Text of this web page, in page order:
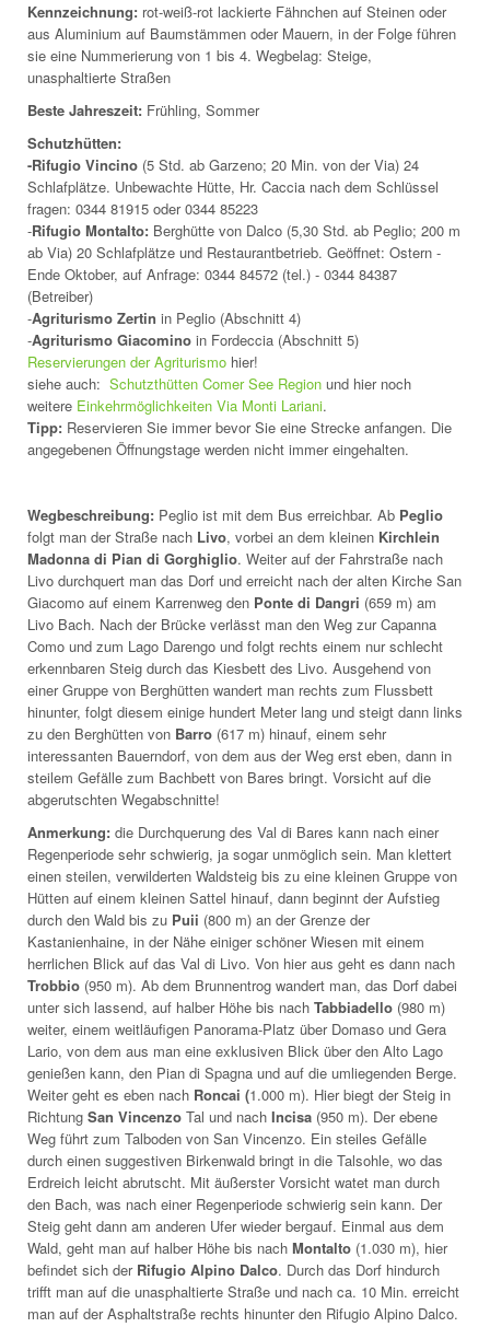
Kennzeichnung: rot-weiß-rot lackierte Fähnchen auf Steinen oder
aus Aluminium auf Baumstämmen oder Mauern, in der Folge führen
sie eine Nummerierung von 1 bis 4. Wegbelag: Steige,
unasphaltierte Straßen
Beste Jahreszeit: Frühling, Sommer
Schutzhütten:
-Rifugio Vincino (5 Std. ab Garzeno; 20 Min. von der Via) 24
Schlafplätze. Unbewachte Hütte, Hr. Caccia nach dem Schlüssel
fragen: 0344 81915 oder 0344 85223
-Rifugio Montalto: Berghütte von Dalco (5,30 Std. ab Peglio; 200 m
ab Via) 20 Schlafplätze und Restaurantbetrieb. Geöffnet: Ostern -
Ende Oktober, auf Anfrage: 0344 84572 (tel.) - 0344 84387
(Betreiber)
-Agriturismo Zertin in Peglio (Abschnitt 4)
-Agriturismo Giacomino in Fordeccia (Abschnitt 5)
Reservierungen der Agriturismo hier!
siehe auch: Schutzthütten Comer See Region und hier noch
weitere Einkehrmöglichkeiten Via Monti Lariani.
Tipp: Reservieren Sie immer bevor Sie eine Strecke anfangen. Die
angegebenen Öffnungstage werden nicht immer eingehalten.
Wegbeschreibung: Peglio ist mit dem Bus erreichbar. Ab Peglio
folgt man der Straße nach Livo, vorbei an dem kleinen Kirchlein
Madonna di Pian di Gorghiglio. Weiter auf der Fahrstraße nach
Livo durchquert man das Dorf und erreicht nach der alten Kirche San
Giacomo auf einem Karrenweg den Ponte di Dangri (659 m) am
Livo Bach. Nach der Brücke verlässt man den Weg zur Capanna
Como und zum Lago Darengo und folgt rechts einem nur schlecht
erkennbaren Steig durch das Kiesbett des Livo. Ausgehend von
einer Gruppe von Berghütten wandert man rechts zum Flussbett
hinunter, folgt diesem einige hundert Meter lang und steigt dann links
zu den Berghütten von Barro (617 m) hinauf, einem sehr
interessanten Bauerndorf, von dem aus der Weg erst eben, dann in
steilem Gefälle zum Bachbett von Bares bringt. Vorsicht auf die
abgerutschten Wegabschnitte!
Anmerkung: die Durchquerung des Val di Bares kann nach einer
Regenperiode sehr schwierig, ja sogar unmöglich sein. Man klettert
einen steilen, verwilderten Waldsteig bis zu eine kleinen Gruppe von
Hütten auf einem kleinen Sattel hinauf, dann beginnt der Aufstieg
durch den Wald bis zu Puii (800 m) an der Grenze der
Kastanienhaine, in der Nähe einiger schöner Wiesen mit einem
herrlichen Blick auf das Val di Livo. Von hier aus geht es dann nach
Trobbio (950 m). Ab dem Brunnentrog wandert man, das Dorf dabei
unter sich lassend, auf halber Höhe bis nach Tabbiadello (980 m)
weiter, einem weitläufigen Panorama-Platz über Domaso und Gera
Lario, von dem aus man eine exklusiven Blick über den Alto Lago
genießen kann, den Pian di Spagna und auf die umliegenden Berge.
Weiter geht es eben nach Roncai (1.000 m). Hier biegt der Steig in
Richtung San Vincenzo Tal und nach Incisa (950 m). Der ebene
Weg führt zum Talboden von San Vincenzo. Ein steiles Gefälle
durch einen suggestiven Birkenwald bringt in die Talsohle, wo das
Erdreich leicht abrutscht. Mit äußerster Vorsicht watet man durch
den Bach, was nach einer Regenperiode schwierig sein kann. Der
Steig geht dann am anderen Ufer wieder bergauf. Einmal aus dem
Wald, geht man auf halber Höhe bis nach Montalto (1.030 m), hier
befindet sich der Rifugio Alpino Dalco. Durch das Dorf hindurch
trifft man auf die unasphaltierte Straße und nach ca. 10 Min. erreicht
man auf der Asphaltstraße rechts hinunter den Rifugio Alpino Dalco.